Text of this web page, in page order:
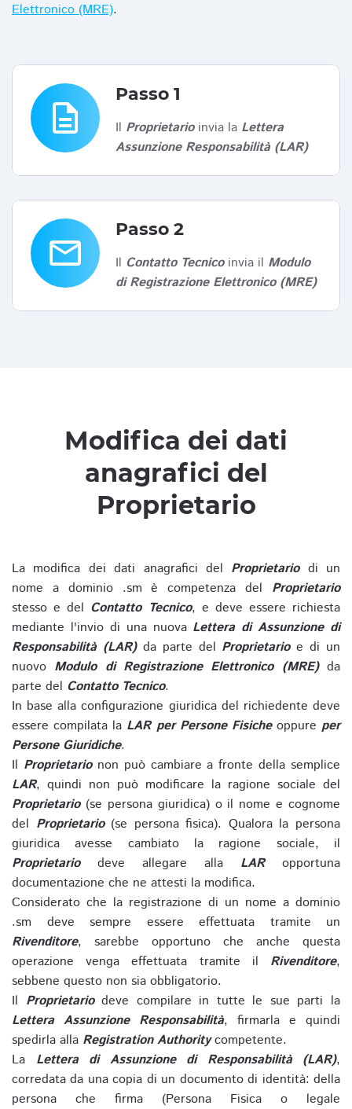
Elettronico (MRE).
description
Passo 1
Il Proprietarioinvia la Lettera
Assunzione Responsabilità (LAR)
email
Passo 2
Il Contatto Tecnicoinvia il Modulo
di Registrazione Elettronico (MRE)
Modifica dei dati
anagrafici del
Proprietario
La modifica dei dati anagrafici del Proprietariodi un
nome a dominio .sm è competenza del Proprietario
stesso e del Contatto Tecnico, e deve essere richiesta
mediante l'invio di una nuova Lettera di Assunzione di
Responsabilità (LAR)da parte del Proprietarioe di un
nuovo Modulo di Registrazione Elettronico (MRE)da
parte del Contatto Tecnico.
In base alla configurazione giuridica del richiedente deve
essere compilata la LAR per Persone Fisicheoppure per
Persone Giuridiche.
Il Proprietarionon può cambiare a fronte della semplice
LAR, quindi non può modificare la ragione sociale del
Proprietario(se persona giuridica) o il nome e cognome
del Proprietario(se persona fisica). Qualora la persona
giuridica avesse cambiato la ragione sociale, il
Proprietariodeve allegare alla LARopportuna
documentazione che ne attesti la modifica.
Considerato che la registrazione di un nome a dominio
.sm deve sempre essere effettuata tramite un
Rivenditore, sarebbe opportuno che anche questa
operazione venga effettuata tramite il Rivenditore,
sebbene questo non sia obbligatorio.
Il Proprietariodeve compilare in tutte le sue parti la
Lettera Assunzione Responsabilità, firmarla e quindi
spedirla alla Registration Authoritycompetente.
La Lettera di Assunzione di Responsabilità (LAR),
corredata da una copia di un documento di identità: della
persona che firma (Persona Fisica o legale